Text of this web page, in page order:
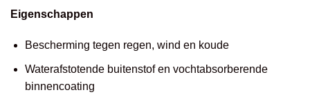
Eigenschappen
Bescherming tegen regen, wind en koude
Waterafstotende buitenstof en vochtabsorberende
binnencoating